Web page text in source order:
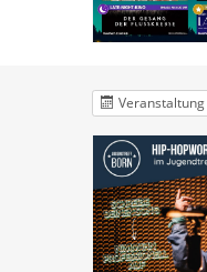
Veranstaltung